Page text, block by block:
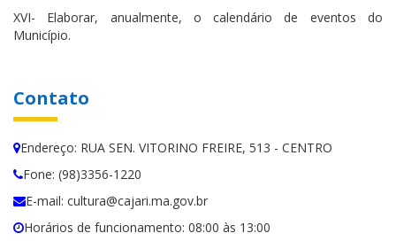
XVI- Elaborar, anualmente, o calendário de eventos do
Município.
Contato
Endereço: RUA SEN. VITORINO FREIRE, 513 - CENTRO
Fone: (98)3356-1220
E-mail: cultura@cajari.ma.gov.br
Horários de funcionamento: 08:00 às 13:00